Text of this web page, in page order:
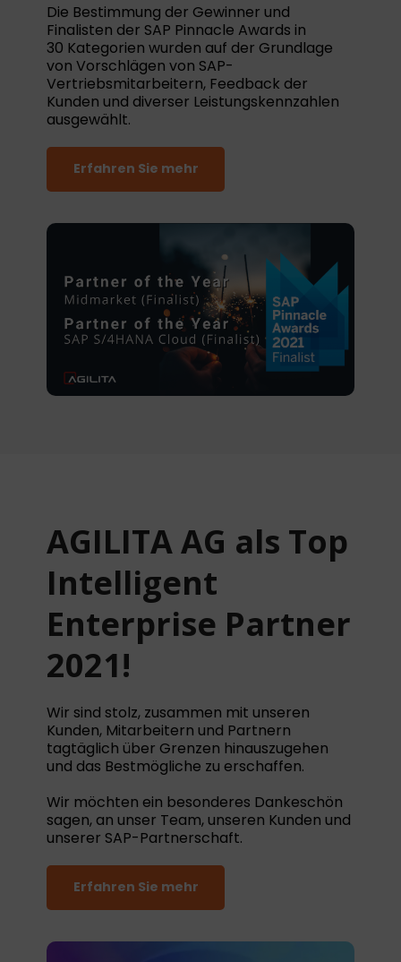
Die Bestimmung der Gewinner und
Finalisten der SAP Pinnacle Awards in
30 Kategorien wurden auf der Grundlage
von Vorschlägen von SAP-
Vertriebsmitarbeitern, Feedback der
Kunden und diverser Leistungskennzahlen
ausgewählt.
Erfahren Sie mehr
AGILITA AG als Top
Intelligent
Enterprise Partner
2021!
Wir sind stolz, zusammen mit unseren
Kunden, Mitarbeitern und Partnern
tagtäglich über Grenzen hinauszugehen
und das Bestmögliche zu erschaffen.
Wir möchten ein besonderes Dankeschön
sagen, an unser Team, unseren Kunden und
unserer SAP-Partnerschaft.
Erfahren Sie mehr